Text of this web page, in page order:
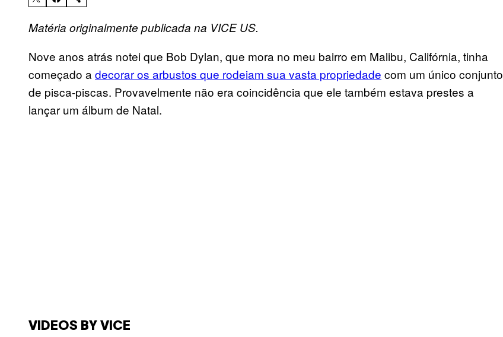
Matéria originalmente publicada na VICE US.
Nove anos atrás notei que Bob Dylan, que mora no meu bairro em Malibu, Califórnia, tinha
começado a decoraros arbustos que rodeiam sua vasta propriedade com um único conjunto
de pisca-piscas. Provavelmente não era coincidência que ele também estava prestes a
lançar um álbum de Natal.
VIDEOS BY VICE